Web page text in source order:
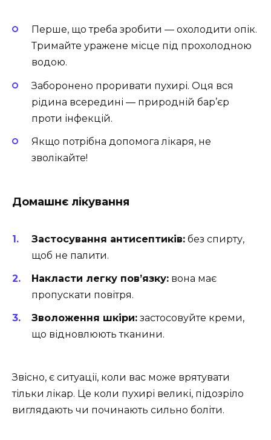
Перше, що треба зробити — охолодити опік.
Тримайте уражене місце під прохолодною
водою.
Заборонено проривати пухирі. Оця вся
рідина всередині — природній бар’єр
проти інфекцій.
Якщо потрібна допомога лікаря, не
зволікайте!
Домашнє лікування
Застосування антисептиків: без спирту,
щоб не палити.
Накласти легку пов’язку: вона має
пропускати повітря.
Зволоження шкіри: застосовуйте креми,
що відновлюють тканини.
Звісно, є ситуації, коли вас може врятувати
тільки лікар. Це коли пухирі великі, підозріло
виглядають чи починають сильно боліти.